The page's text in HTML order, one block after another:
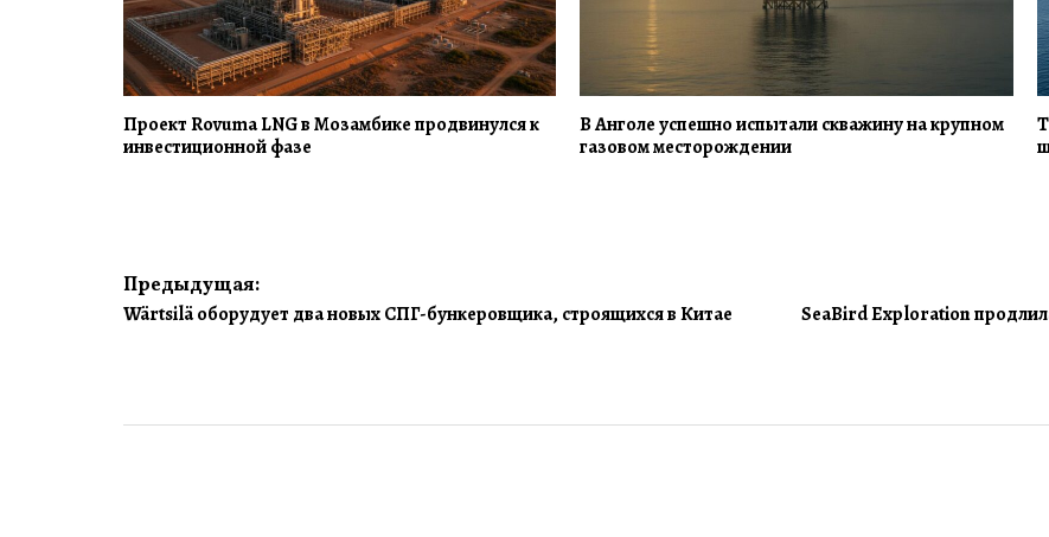
Проект Rovuma LNG в Мозамбике продвинулся к
инвестиционной фазе
В Анголе успешно испытали скважину на крупном
газовом месторождении
Навигация
Предыдущая:
Wärtsilä оборудует два новых СПГ-бункеровщика, строящихся в Китае
SeaBird Exploration